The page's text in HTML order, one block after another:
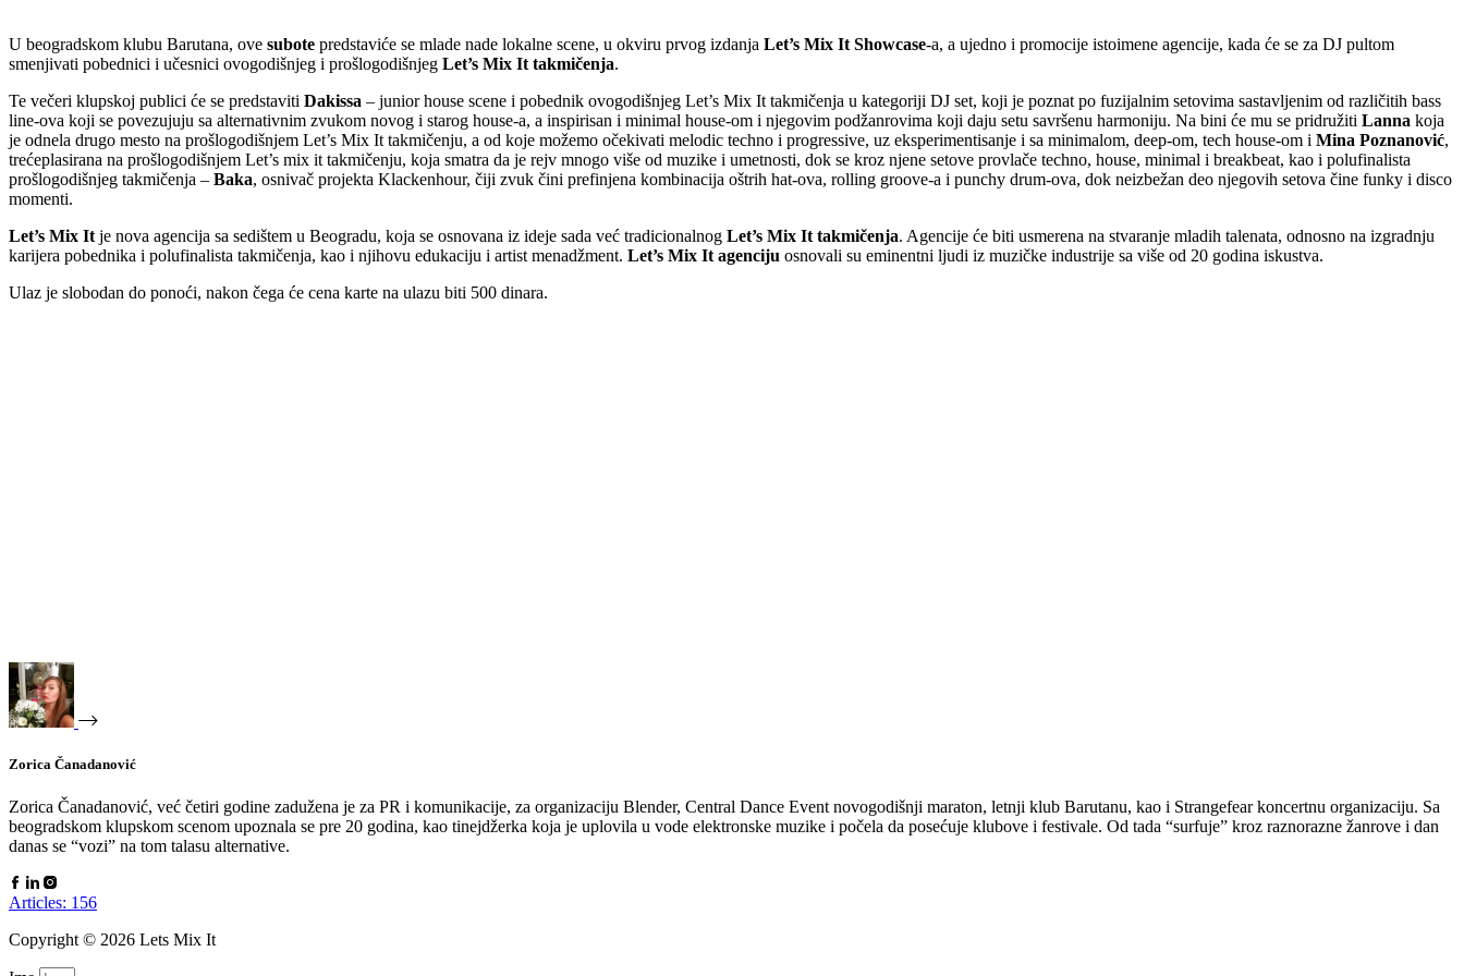
U beogradskom klubu Barutana, ove subote predstaviće se mlade nade lokalne scene, u okviru prvog izdanja Let’s Mix It Showcase-a, a ujedno i promocije istoimene agencije, kada će se za DJ pultom
smenjivati pobednici i učesnici ovogodišnjeg i prošlogodišnjeg Let’s Mix It takmičenja.
Te večeri klupskoj publici će se predstaviti Dakissa – junior house scene i pobednik ovogodišnjeg Let’s Mix It takmičenja u kategoriji DJ set, koji je poznat po fuzijalnim setovima sastavljenim od različitih bass
line-ova koji se povezujuju sa alternativnim zvukom novog i starog house-a, a inspirisan i minimal house-om i njegovim podžanrovima koji daju setu savršenu harmoniju. Na bini će mu se pridružiti Lanna koja
je odnela drugo mesto na prošlogodišnjem Let’s Mix It takmičenju, a od koje možemo očekivati melodic techno i progressive, uz eksperimentisanje i sa minimalom, deep-om, tech house-om i Mina Poznanović,
trećeplasirana na prošlogodišnjem Let’s mix it takmičenju, koja smatra da je rejv mnogo više od muzike i umetnosti, dok se kroz njene setove provlače techno, house, minimal i breakbeat, kao i polufinalista
prošlogodišnjeg takmičenja – Baka, osnivač projekta Klackenhour, čiji zvuk čini prefinjena kombinacija oštrih hat-ova, rolling groove-a i punchy drum-ova, dok neizbežan deo njegovih setova čine funky i disco
momenti.
Let’s Mix It je nova agencija sa sedištem u Beogradu, koja se osnovana iz ideje sada već tradicionalnog Let’s Mix It takmičenja. Agencije će biti usmerena na stvaranje mladih talenata, odnosno na izgradnju
karijera pobednika i polufinalista takmičenja, kao i njihovu edukaciju i artist menadžment. Let’s Mix It agenciju osnovali su eminentni ljudi iz muzičke industrije sa više od 20 godina iskustva.
Ulaz je slobodan do ponoći, nakon čega će cena karte na ulazu biti 500 dinara.
Zorica Čanadanović
Zorica Čanadanović, već četiri godine zadužena je za PR i komunikacije, za organizaciju Blender, Central Dance Event novogodišnji maraton, letnji klub Barutanu, kao i Strangefear koncertnu organizaciju. Sa
beogradskom klupskom scenom upoznala se pre 20 godina, kao tinejdžerka koja je uplovila u vode elektronske muzike i počela da posećuje klubove i festivale. Od tada “surfuje” kroz raznorazne žanrove i dan
danas se “vozi” na tom talasu alternative.
Articles: 156
Copyright © 2026 Lets Mix It